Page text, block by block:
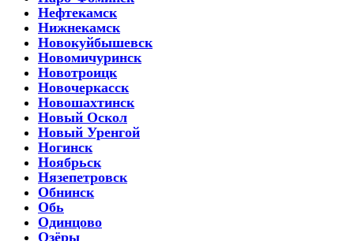
Нефтекамск
Нижнекамск
Новокуйбышевск
Новомичуринск
Новотроицк
Новочеркасск
Новошахтинск
Новый Оскол
Новый Уренгой
Ногинск
Ноябрьск
Нязепетровск
Обнинск
Обь
Одинцово
Озёры